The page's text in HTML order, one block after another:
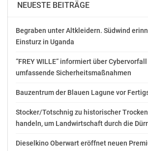
NEUESTE BEITRÄGE
Begraben unter Altkleidern. Südwind
Einsturz in Uganda
“FREY WILLE“ informiert über
umfassende Sicherheitsmaßnahmen
Bauzentrum der Blauen Lagune vor
Stocker/Totschnig zu historischer
handeln, um Landwirtschaft durch die
Dieselkino Oberwart eröffnet neuen